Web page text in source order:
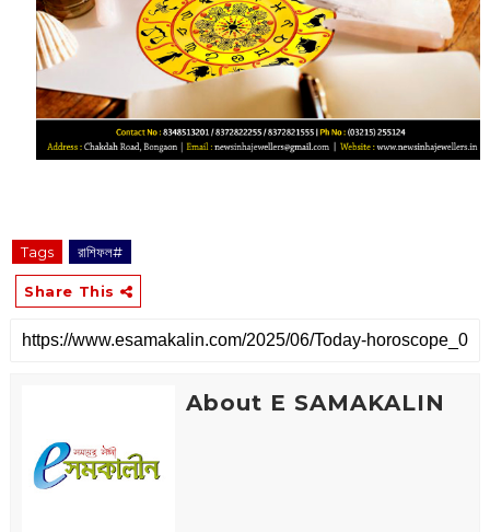
Tags রাশিফল#
Share This
About E SAMAKALIN